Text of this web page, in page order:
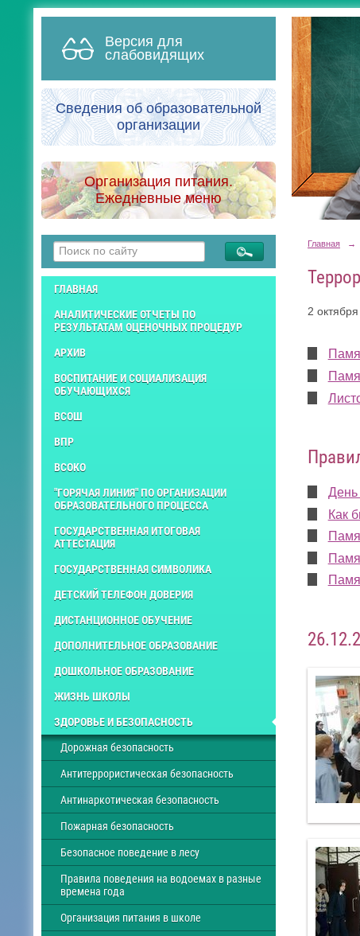
Версия для
слабовидящих
Сведения об образовательной
организации
Организация питания.
Ежедневные меню
ГЛАВНАЯ
АНАЛИТИЧЕСКИЕ ОТЧЕТЫ ПО
РЕЗУЛЬТАТАМ ОЦЕНОЧНЫХ ПРОЦЕДУР
АРХИВ
ВОСПИТАНИЕ И СОЦИАЛИЗАЦИЯ
ОБУЧАЮЩИХСЯ
ВСОШ
ВПР
ВСОКО
"ГОРЯЧАЯ ЛИНИЯ" ПО ОРГАНИЗАЦИИ
ОБРАЗОВАТЕЛЬНОГО ПРОЦЕССА
ГОСУДАРСТВЕННАЯ ИТОГОВАЯ
АТТЕСТАЦИЯ
ГОСУДАРСТВЕННАЯ СИМВОЛИКА
ДЕТСКИЙ ТЕЛЕФОН ДОВЕРИЯ
ДИСТАНЦИОННОЕ ОБУЧЕНИЕ
ДОПОЛНИТЕЛЬНОЕ ОБРАЗОВАНИЕ
ДОШКОЛЬНОЕ ОБРАЗОВАНИЕ
ЖИЗНЬ ШКОЛЫ
ЗДОРОВЬЕ И БЕЗОПАСНОСТЬ
Дорожная безопасность
Антитеррористическая безопасность
Антинаркотическая безопасность
Пожарная безопасность
Безопасное поведение в лесу
Правила поведения на водоемах в разные
времена года
Организация питания в школе
Главная →
2
День
Как